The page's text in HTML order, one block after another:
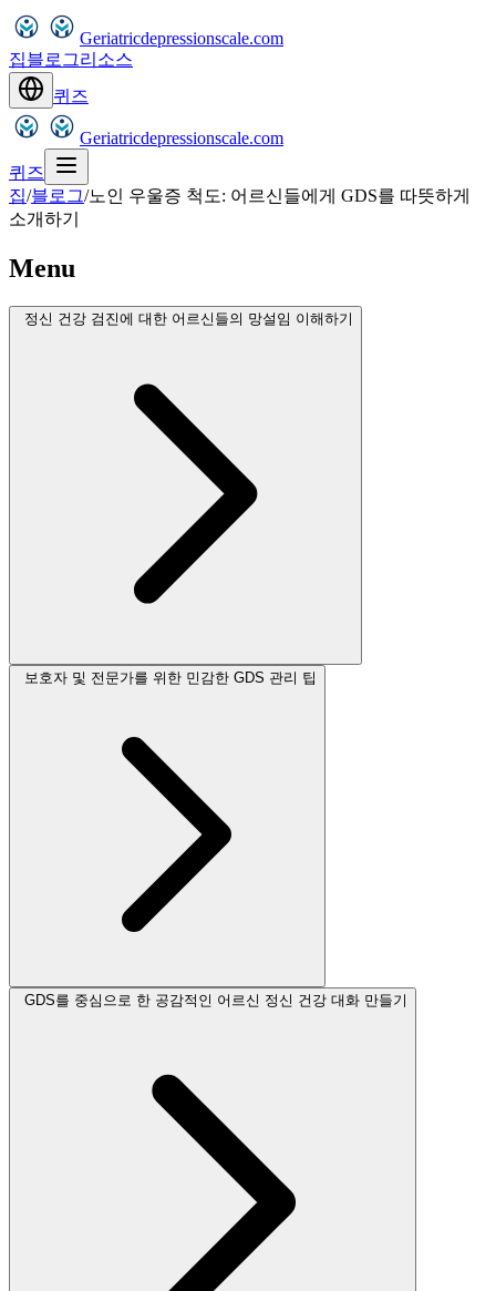
Geriatricdepressionscale.com
집블로그리소스
퀴즈
Geriatricdepressionscale.com
퀴즈
집/블로그/노인 우울증 척도: 어르신들에게 GDS를 따뜻하게
소개하기
Menu
정신 건강 검진에 대한 어르신들의 망설임 이해하기
보호자 및 전문가를 위한 민감한 GDS 관리 팁
GDS를 중심으로 한 공감적인 어르신 정신 건강 대화 만들기